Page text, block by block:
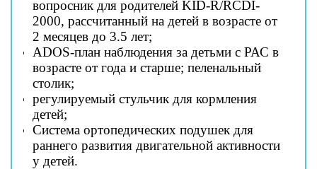
вопросник для родителей KID-R/RCDI-
2000, рассчитанный на детей в возрасте от
2 месяцев до 3.5 лет;
ADOS-план наблюдения за детьми с РАС в
возрасте от года и старше; пеленальный
столик;
регулируемый стульчик для кормления
детей;
Система ортопедических подушек для
раннего развития двигательной активности
у детей.